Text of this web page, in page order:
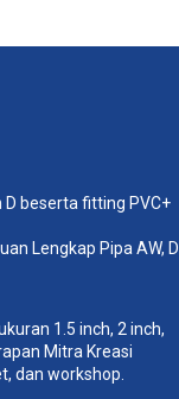
Lengkap Pipa AW, D